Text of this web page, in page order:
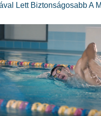
Lett Biztonságosabb A